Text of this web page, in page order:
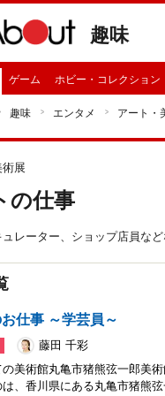
趣味
ゲーム ホビー・コレクション
趣味 エンタメ アート・
展
の仕事
レーター、ショップ店員な
仕事 ～学芸員～
藤田 千彩
美術館丸亀市猪熊弦一郎美
、香川県にある丸亀市猪熊